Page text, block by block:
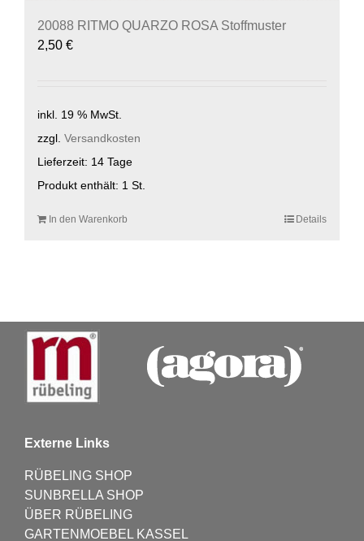
20088 RITMO QUARZO ROSA Stoffmuster
2,50 €
inkl. 19 % MwSt.
zzgl. Versandkosten
Lieferzeit: 14 Tage
Produkt enthält: 1 St.
In den Warenkorb Details
Externe Links
RÜBELING SHOP
SUNBRELLA SHOP
ÜBER RÜBELING
GARTENMOEBEL KASSEL